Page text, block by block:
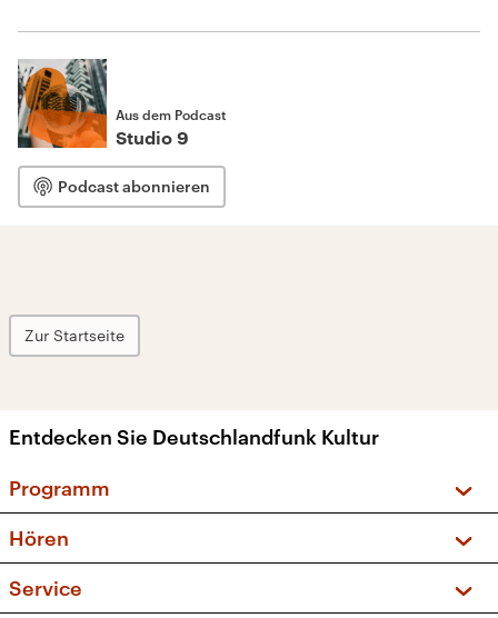
Aus dem Podcast
Studio 9
Podcast abonnieren
Zur Startseite
Entdecken Sie Deutschlandfunk Kultur
Programm
Sendungen und Podcasts
Musikliste
Hören
Service